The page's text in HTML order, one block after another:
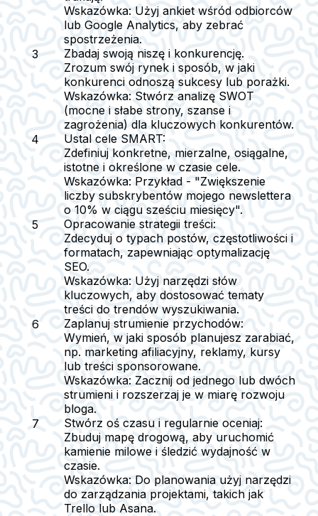
Wskazówka: Użyj ankiet wśród odbiorców
lub Google Analytics, aby zebrać
spostrzeżenia.
Zbadaj swoją niszę i konkurencję.
Zrozum swój rynek i sposób, w jaki
konkurenci odnoszą sukcesy lub porażki.
Wskazówka: Stwórz analizę SWOT
(mocne i słabe strony, szanse i
zagrożenia) dla kluczowych konkurentów.
Ustal cele SMART:
Zdefiniuj konkretne, mierzalne, osiągalne,
istotne i określone w czasie cele.
Wskazówka: Przykład - "Zwiększenie
liczby subskrybentów mojego newslettera
o 10% w ciągu sześciu miesięcy".
Opracowanie strategii treści:
Zdecyduj o typach postów, częstotliwości i
formatach, zapewniając optymalizację
SEO.
Wskazówka: Użyj narzędzi słów
kluczowych, aby dostosować tematy
treści do trendów wyszukiwania.
Zaplanuj strumienie przychodów:
Wymień, w jaki sposób planujesz zarabiać,
np. marketing afiliacyjny, reklamy, kursy
lub treści sponsorowane.
Wskazówka: Zacznij od jednego lub dwóch
strumieni i rozszerzaj je w miarę rozwoju
bloga.
Stwórz oś czasu i regularnie oceniaj:
Zbuduj mapę drogową, aby uruchomić
kamienie milowe i śledzić wydajność w
czasie.
Wskazówka: Do planowania użyj narzędzi
do zarządzania projektami, takich jak
Trello lub Asana.